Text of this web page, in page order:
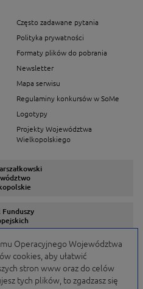
Często zadawane pytania
Polityka prywatności
Formaty plików do pobrania
Newsletter
Mapa serwisu
Regulaminy konkursów w SoMe
Logotypy
Projekty Województwa
Wielkopolskiego
Funduszy
Programów
Operacyjnego Województwa
cookies, aby ułatwić
stron www oraz do celów
tych plików, to zgadzasz się